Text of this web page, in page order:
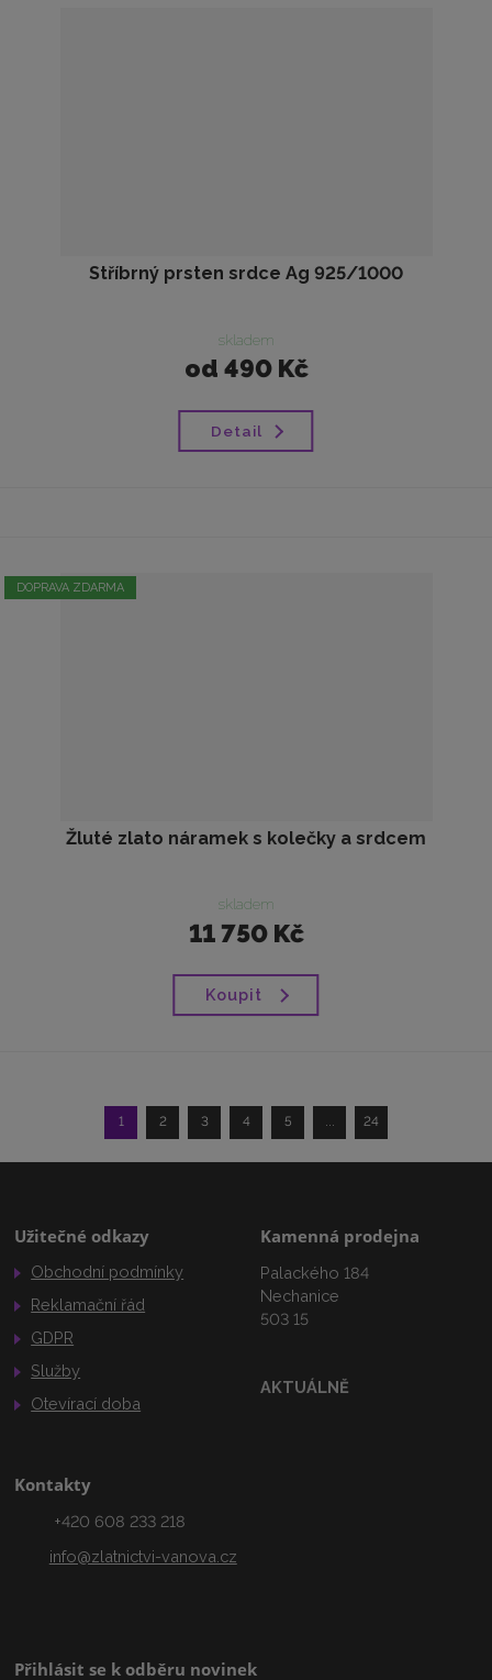
Stříbrný prsten srdce Ag 925/1000
skladem
od 490 Kč
Detail
DOPRAVA ZDARMA
Žluté zlato náramek s kolečky a srdcem
skladem
11 750 Kč
Koupit
1 2 3 4 5 ... 24
Užitečné odkazy
Obchodní podmínky
Reklamační řád
GDPR
Služby
Otevírací doba
Kamenná prodejna
Palackého 184
Nechanice
503 15
AKTUÁLNĚ
Kontakty
+420 608 233 218
info@zlatnictvi-vanova.cz
Přihlásit se k odběru novinek